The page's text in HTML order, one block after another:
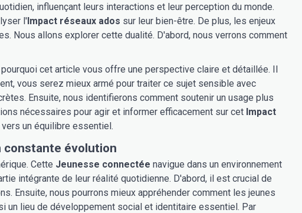
influençant leurs interactions et leur perception du monde.
l'Impact réseaux ados sur leur bien-être. De plus, les enjeux
Nous allons explorer cette dualité. D'abord, nous verrons comment
cet article vous offre une perspective claire et détaillée. Il
vous serez mieux armé pour traiter ce sujet sensible avec
Ensuite, nous identifierons comment soutenir un usage plus
nécessaires pour agir et informer efficacement sur cet Impact
un équilibre essentiel.
constante évolution
Cette Jeunesse connectée navigue dans un environnement
intégrante de leur réalité quotidienne. D'abord, il est crucial de
Ensuite, nous pourrons mieux appréhender comment les jeunes
un lieu de développement social et identitaire essentiel. Par